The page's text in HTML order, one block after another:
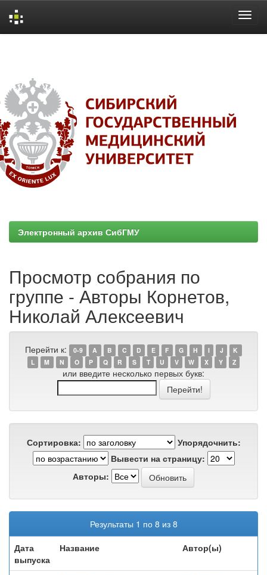
Электронный архив СибГМУ
Просмотр собрания по
группе - Авторы Корнетов,
Николай Алексеевич
Перейти к: 0-9 A B C D E F G H I J
K
L
M N O P Q R S T U V W X Y Z
или введите несколько первых букв:
Сортировка:
Упорядочнить:
Вывести на страницу:
Авторы:
Результаты 1 по 8 из 8
Дата
выпуска
Название Автор(ы)